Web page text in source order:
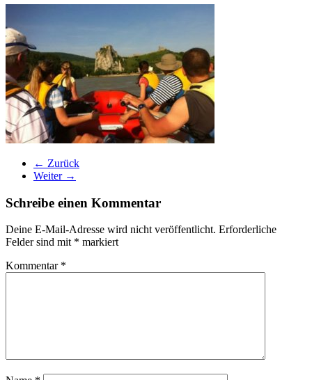
← Zurück
Weiter →
Schreibe einen Kommentar
Deine E-Mail-Adresse wird nicht veröffentlicht. Erforderliche
Felder sind mit * markiert
Kommentar *